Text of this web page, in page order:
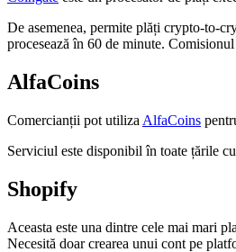
De asemenea, permite plăți crypto-to-
procesează în 60 de minute.
AlfaCoins
Comercianții pot utiliza AlfaCoins
Serviciul este disponibil în toate țările
Shopify
Aceasta este una dintre cele mai mari
Necesită doar crearea unui cont pe